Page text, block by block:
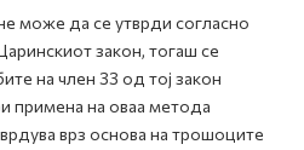
може да се утврди согласно
закон, тогаш се
на член 33 од тој закон
примена на оваа метода
врз основа на трошоците